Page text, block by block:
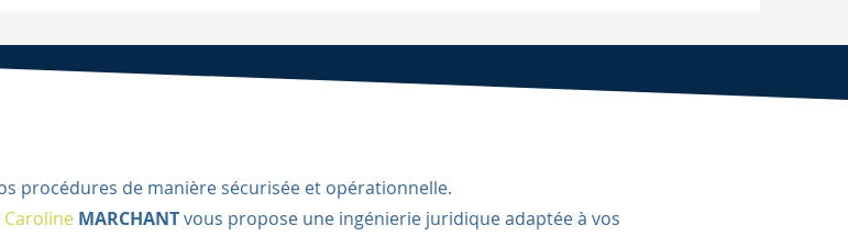
procédures de manière sécurisée et opérationnelle.
Caroline MARCHANTvous propose une ingénierie juridique adaptée à vos